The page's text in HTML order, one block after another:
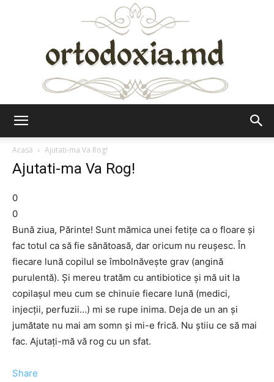
Acasă
Ajutati-ma Va Rog!
Ajutati-ma Va Rog!
0
0
Bună ziua, Părinte! Sunt mămica unei fetiţe ca o floare şi
fac totul ca să fie sănătoasă, dar oricum nu reuşesc. În
fiecare lună copilul se îmbolnăveşte grav (angină
purulentă). Şi mereu tratăm cu antibiotice şi mă uit la
copilaşul meu cum se chinuie fiecare lună (medici,
injecţii, perfuzii…) mi se rupe inima. Deja de un an şi
jumătate nu mai am somn şi mi-e frică. Nu ştiiu ce să mai
fac. Ajutaţi-mă vă rog cu un sfat.
Share